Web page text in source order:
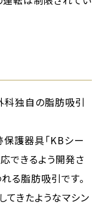
科独自の脂肪吸引
護器具「KBシー
できるよう開発さ
る脂肪吸引です。
てきたようなマシン